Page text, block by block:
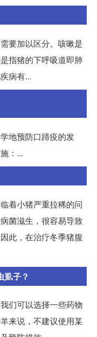
要加以区分。咳嗽是
指猪的下呼吸道即肺
病有...
地预防口蹄疫的发
：...
着小猪严重拉稀的问
菌滋生，很容易导致
此，在治疗冬季猪腹
虱子？
们可以选择一些药物
来说，不建议使用某